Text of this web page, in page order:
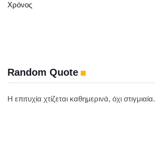
Χρόνος
Random Quote
Η επιτυχία χτίζεται καθημερινά, όχι στιγμιαία.